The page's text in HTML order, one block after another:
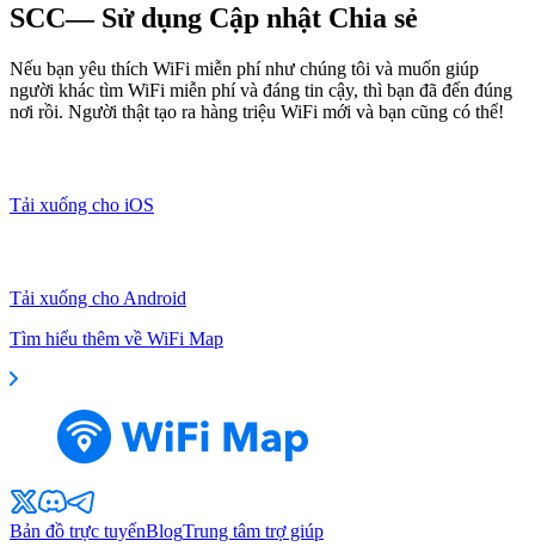
SCC— Sử dụng Cập nhật Chia sẻ
Nếu bạn yêu thích WiFi miễn phí như chúng tôi và muốn giúp
người khác tìm WiFi miễn phí và đáng tin cậy, thì bạn đã đến đúng
nơi rồi. Người thật tạo ra hàng triệu WiFi mới và bạn cũng có thể!
Tải xuống cho iOS
Tải xuống cho Android
Tìm hiểu thêm về WiFi Map
Bản đồ trực tuyếnBlogTrung tâm trợ giúp